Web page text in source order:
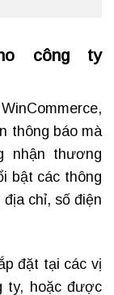
công ty
thông báo mà
nhận thương
bật các thông
chỉ, số điện
đặt tại các vị
ty, hoặc được